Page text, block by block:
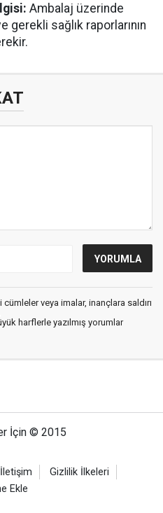
Ambalaj üzerinde
gerekli sağlık raporlarının
veya imalar, inançlara saldırı
harflerle yazılmış yorumlar
İçin © 2015
İletişim
Gizlilik İlkeleri
Ekle